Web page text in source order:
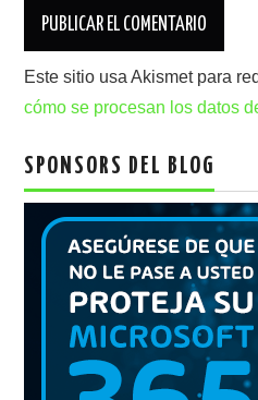
Este sitio usa Akismet para
cómo se procesan los datos
SPONSORS DEL BLOG